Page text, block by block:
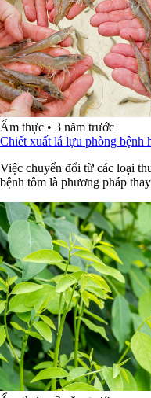
Ẩm thực • 3 năm trước
Chiết xuất lá lựu phòng bệnh
Việc chuyển đổi từ các loại
bệnh tôm là phương pháp